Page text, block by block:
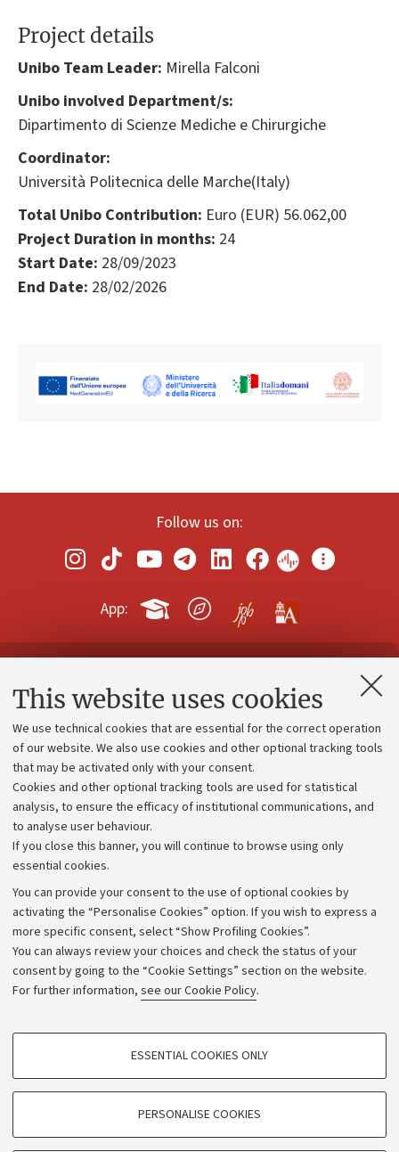
This website uses cookies
We use technical cookies that are essential for the correct operation
of our website. We also use cookies and other optional tracking tools
that may be activated only with your consent.
Cookies and other optional tracking tools are used for statistical
analysis, to ensure the efficacy of institutional communications, and
to analyse user behaviour.
If you close this banner, you will continue to browse using only
essential cookies.
You can provide your consent to the use of optional cookies by
activating the “Personalise Cookies” option. If you wish to express a
more specific consent, select “Show Profiling Cookies”.
You can always review your choices and check the status of your
consent by going to the “Cookie Settings” section on the website.
For further information, see our Cookie Policy.
PROFILING COOKIES - OPTIONAL
ESSENTIAL COOKIES ONLY
PERSONALISE COOKIES
Project details
Unibo Team Leader: Mirella Falconi
Unibo involved Department/s:
Dipartimento di Scienze Mediche e Chirurgiche
Coordinator:
Università Politecnica delle Marche(Italy)
Total Unibo Contribution: Euro (EUR) 56.062,00
Project Duration in months: 24
Start Date: 28/09/2023
End Date: 28/02/2026
Follow us on:
App:
Contacts and certified e-mail (PEC)
Administrative divisions
Work with us
Alumni community
Strategic plan
University budgets
Calls and competitions
Transparent administration
Appeals lodged
Merchandising - UniboStore
Website and accessibility information
Accessibility statement
Privacy policy and legal notes
Cookie Settings